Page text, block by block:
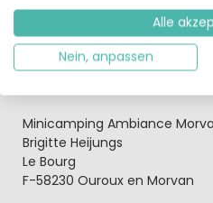
Morvan – einem hügeligen
das Wanderern und
bieten. Zwei hübsche Seen
Sie entspannen oder
Minicamping Ambiance
Brigitte Heijungs
Le Bourg
F-58230 Ouroux en Morvan
Alle
Nein, anpassen